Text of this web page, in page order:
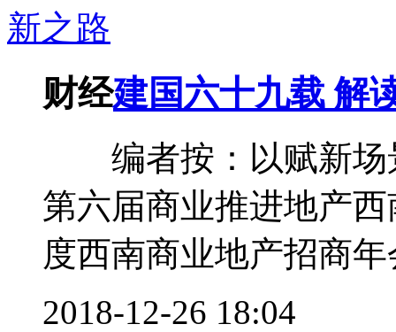
财经建国六十九载 解
编者按：以赋新场
第六届商业推进地产
度西南商业地产招商
2018-12-26 18:04